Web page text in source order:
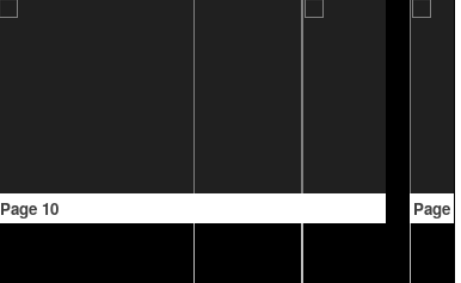
Page 10 Page